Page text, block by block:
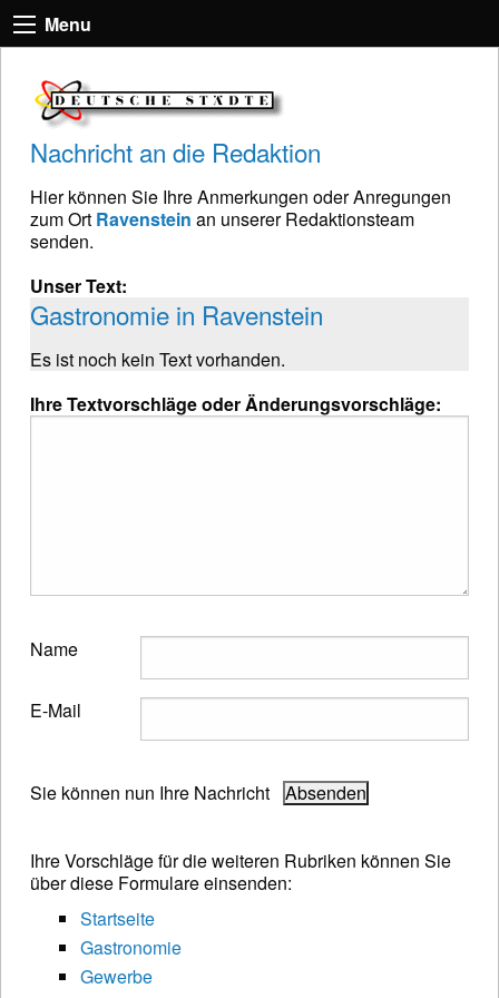
Menu
Nachricht an die Redaktion
Hier können Sie Ihre Anmerkungen oder Anregungen
zum Ort Ravenstein an unserer Redaktionsteam
senden.
Unser Text:
Gastronomie in Ravenstein
Es ist noch kein Text vorhanden.
Ihre Textvorschläge oder Änderungsvorschläge:
Name
E-Mail
Sie können nun Ihre Nachricht
Ihre Vorschläge für die weiteren Rubriken können Sie
über diese Formulare einsenden:
Startseite
Gastronomie
Gewerbe